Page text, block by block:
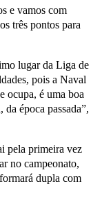
e vamos com
três pontos para
lugar da Liga de
pois a Naval
ocupa, é uma boa
época passada”,
pela primeira vez
no campeonato,
dupla com